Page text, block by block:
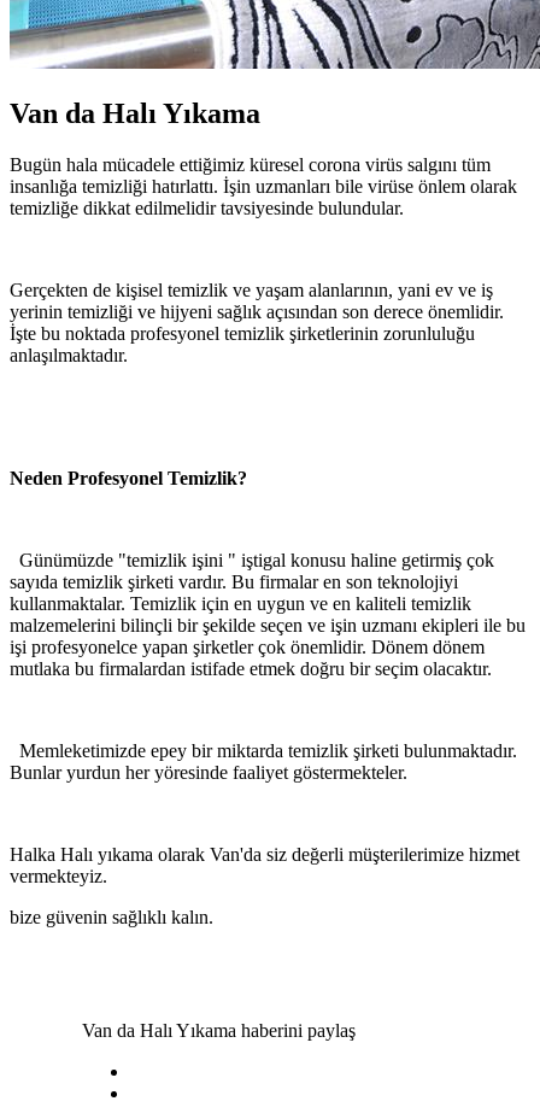
Van da Halı Yıkama
Bugün hala mücadele ettiğimiz küresel corona virüs salgını tüm
insanlığa temizliği hatırlattı. İşin uzmanları bile virüse önlem olarak
temizliğe dikkat edilmelidir tavsiyesinde bulundular.
Gerçekten de kişisel temizlik ve yaşam alanlarının, yani ev ve iş
yerinin temizliği ve hijyeni sağlık açısından son derece önemlidir.
İşte bu noktada profesyonel temizlik şirketlerinin zorunluluğu
anlaşılmaktadır.
Neden Profesyonel Temizlik?
Günümüzde "temizlik işini " iştigal konusu haline getirmiş çok
sayıda temizlik şirketi vardır. Bu firmalar en son teknolojiyi
kullanmaktalar. Temizlik için en uygun ve en kaliteli temizlik
malzemelerini bilinçli bir şekilde seçen ve işin uzmanı ekipleri ile bu
işi profesyonelce yapan şirketler çok önemlidir. Dönem dönem
mutlaka bu firmalardan istifade etmek doğru bir seçim olacaktır.
Memleketimizde epey bir miktarda temizlik şirketi bulunmaktadır.
Bunlar yurdun her yöresinde faaliyet göstermekteler.
Halka Halı yıkama olarak Van'da siz değerli müşterilerimize hizmet
vermekteyiz.
bize güvenin sağlıklı kalın.
Van da Halı Yıkama haberini paylaş